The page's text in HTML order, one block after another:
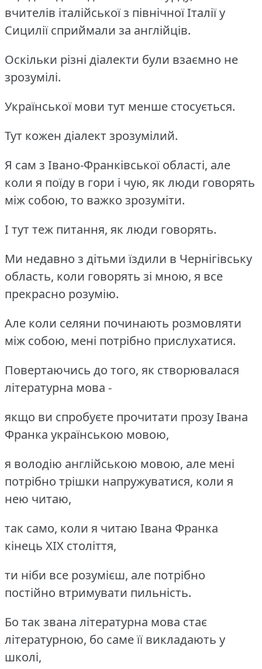
вчителів італійської з північної Італії у
Сицилії сприймали за англійців.
Оскільки різні діалекти були взаємно не
зрозумілі.
Української мови тут менше стосується.
Тут кожен діалект зрозумілий.
Я сам з Івано-Франківської області, але
коли я поїду в гори і чую, як люди говорять
між собою, то важко зрозуміти.
І тут теж питання, як люди говорять.
Ми недавно з дітьми їздили в Чернігівську
область, коли говорять зі мною, я все
прекрасно розумію.
Але коли селяни починають розмовляти
між собою, мені потрібно прислухатися.
Повертаючись до того, як створювалася
літературна мова -
якщо ви спробуєте прочитати прозу Івана
Франка українською мовою,
я володію англійською мовою, але мені
потрібно трішки напружуватися, коли я
нею читаю,
так само, коли я читаю Івана Франка
кінець ХІХ століття,
ти ніби все розумієш, але потрібно
постійно втримувати пильність.
Бо так звана літературна мова стає
літературною, бо саме її викладають у
школі,